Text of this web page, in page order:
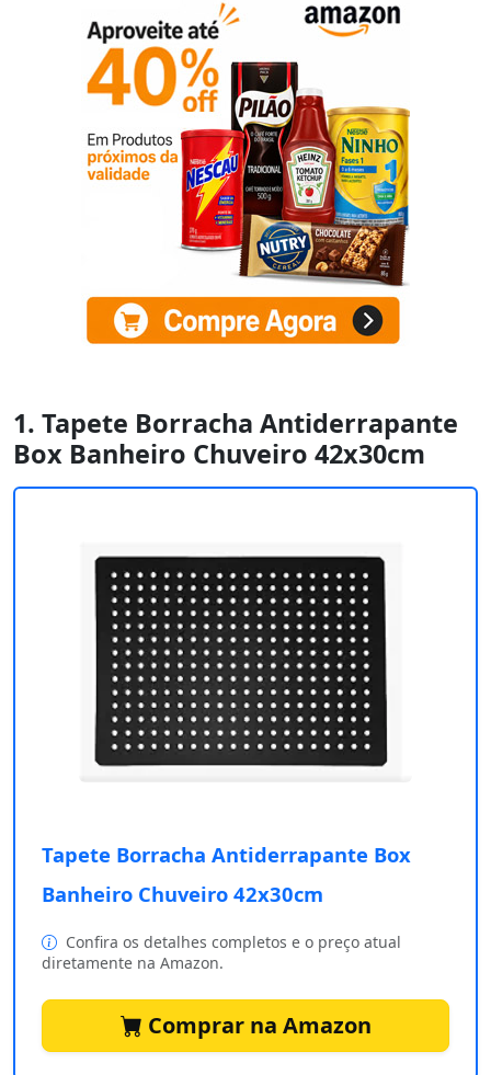
1. Tapete Borracha Antiderrapante
Box Banheiro Chuveiro 42x30cm
Tapete Borracha Antiderrapante Box
Banheiro Chuveiro 42x30cm
Confira os detalhes completos e o preço atual
diretamente na Amazon.
Comprar na Amazon